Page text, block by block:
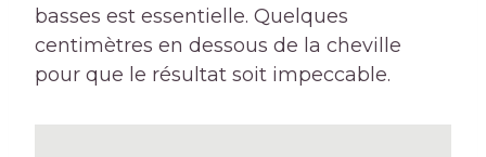
basses est essentielle. Quelques
centimètres en dessous de la cheville
pour que le résultat soit impeccable.